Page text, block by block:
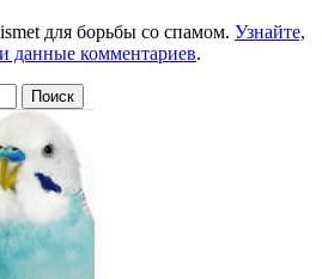
для борьбы со спамом. Узнайте,
данные комментариев.